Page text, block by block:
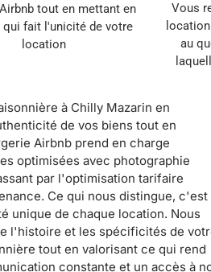
tout en mettant en
qui fait l'unicité de votre
location
Vous
au
à Chilly Mazarin en
de vos biens tout en
Airbnb prend en charge
optimisées avec photographie
par l'optimisation tarifaire
Ce qui nous distingue, c'est
unique de chaque location. Nous
l'histoire et les spécificités de
tout en valorisant ce qui rend
constante et un accès à